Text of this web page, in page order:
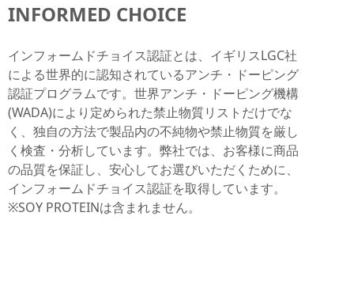
INFORMED CHOICE
インフォームドチョイス認証とは、イギリスLGC社
による世界的に認知されているアンチ・ドーピング
認証プログラムです。世界アンチ・ドーピング機構
(WADA)により定められた禁止物質リストだけでな
く、独自の方法で製品内の不純物や禁止物質を厳し
く検査・分析しています。弊社では、お客様に商品
の品質を保証し、安心してお選びいただくために、
インフォームドチョイス認証を取得しています。
※SOY PROTEINは含まれません。